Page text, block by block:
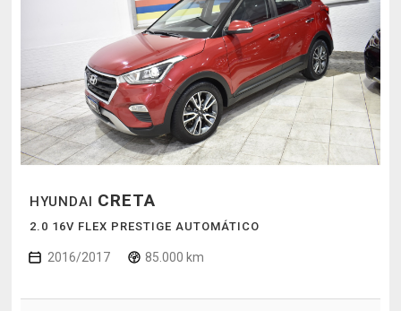
HYUNDAI CRETA
2.0 16V FLEX PRESTIGE AUTOMÁTICO
2016/2017 85.000 km